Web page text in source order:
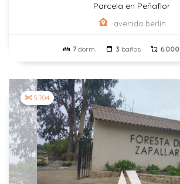
Parcela en Peñaflor
avenida berlin
7dorm. 3 baños 6.000
5.704